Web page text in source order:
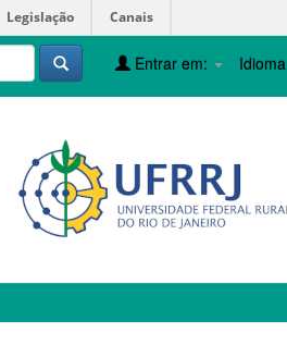
Legislação Canais
Idioma
Entrar em: